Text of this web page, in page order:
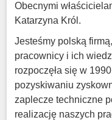
Obecnymi
Katarzyna Król.
Jesteśmy polską
pracownicy i ich
rozpoczęła się w
pozyskiwaniu
zaplecze techniczne
realizację naszych